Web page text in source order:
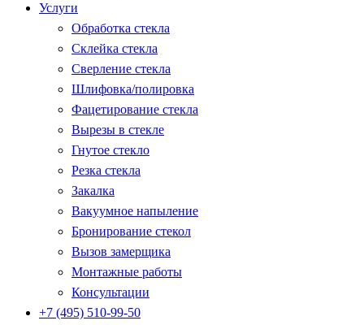
Услуги
Обработка стекла
Склейка стекла
Сверление стекла
Шлифовка/полировка
Фацетирование стекла
Вырезы в стекле
Гнутое стекло
Резка стекла
Закалка
Вакуумное напыление
Бронирование стекол
Вызов замерщика
Монтажные работы
Консультации
+7 (495) 510-99-50